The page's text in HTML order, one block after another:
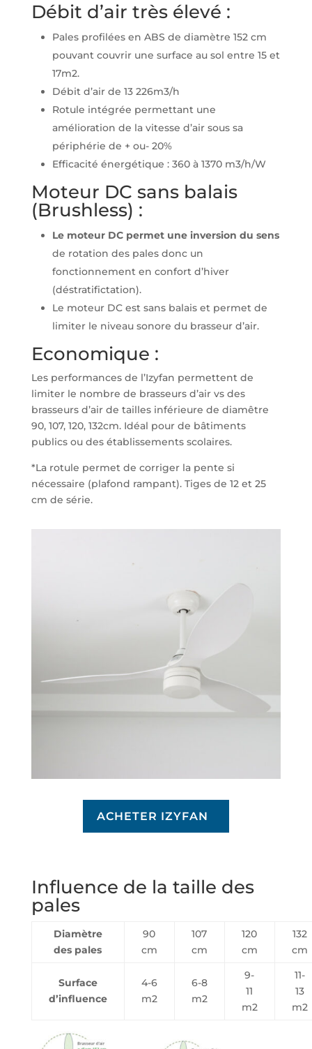
Débit d’air très élevé :
Pales profilées en ABS de diamètre 152 cm
pouvant couvrir une surface au sol entre 15 et
17m2.
Débit d’air de 13 226m3/h
Rotule intégrée permettant une
amélioration de la vitesse d’air sous sa
périphérie de + ou- 20%
Efficacité énergétique : 360 à 1370 m3/h/W
Moteur DC sans balais
(Brushless) :
Le moteur DC permet une inversion du sens
de rotation des pales donc un
fonctionnement en confort d’hiver
(déstratifictation).
Le moteur DC est sans balais et permet de
limiter le niveau sonore du brasseur d’air.
Economique :
Les performances de l’Izyfan permettent de
limiter le nombre de brasseurs d’air vs des
brasseurs d’air de tailles inférieure de diamêtre
90, 107, 120, 132cm. Idéal pour de bâtiments
publics ou des établissements scolaires.
*La rotule permet de corriger la pente si
nécessaire (plafond rampant). Tiges de 12 et 25
cm de série.
ACHETER IZYFAN
Influence de la taille des
pales
Diamètre
des pales
90
cm
107
cm
120
cm
132
cm
Surface
d’influence
4-6
m2
6-8
m2
9-
11
m2
11-
13
m2